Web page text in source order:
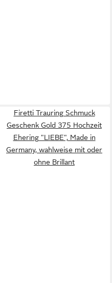
Firetti Trauring Schmuck
Geschenk Gold 375 Hochzeit
Ehering "LIEBE", Made in
Germany, wahlweise mit oder
ohne Brillant